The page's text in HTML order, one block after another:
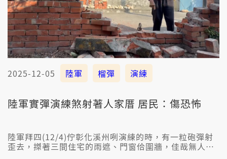
2025-12-05 陸軍 榴彈 演練
陸軍實彈演練煞射著人家厝 居民：傷恐怖
陸軍拜四(12/4)佇彰化溪州咧演練的時，有一粒砲彈射
歪去，搩著三間住宅的雨遮、門窗佮圍牆，佳哉無人著